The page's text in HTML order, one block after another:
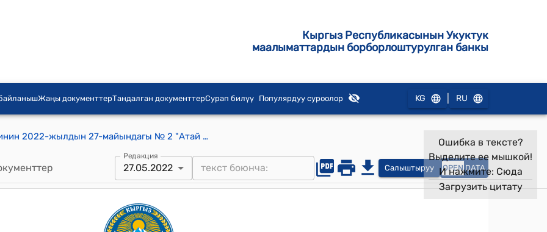
Кыргыз Республикасынын Укуктук
маалыматтардын борборлоштурулган банкы
Жаңы документтерТандалган документтерСурап билүү Популярдуу суроолор KG RU
Атай айыл өкмөтүнүн айыл кеңешинин 2022-жылдын 27-майындагы № 2 "Атай айыл өкмөтүнүн аймагындагы Таза сууну Атай Биримдик муниципалдык ишканасына кошуу жана убактылуу тарифти бекитүү жөнүндө" токтому
Редакция
27.05.2022 Салыштыруу OPEN DATA
Ошибка в тексте?
Выделите ее мышкой!
И нажмите: Сюда
Загрузить цитату